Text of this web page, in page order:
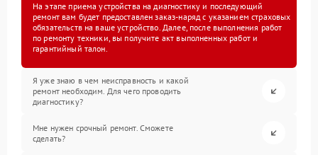
На этапе приема устройства на диагностику и последующий
ремонт вам будет предоставлен заказ-наряд с указанием страховых
обязательств на ваше устройство. Далее, после выполнения работ
по ремонту техники, вы получите акт выполненных работ и
гарантийный талон.
Я уже знаю в чем неисправность и какой
ремонт необходим. Для чего проводить
диагностику?
Мне нужен срочный ремонт. Сможете
сделать?